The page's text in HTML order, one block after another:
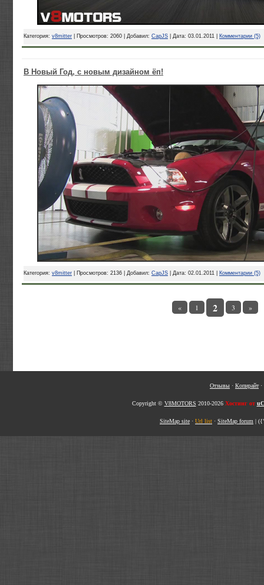
Категория: v8mitter | Просмотров: 2060 | Добавил: CapJS | Дата: 03.01.2011 Комментарии (5)
В Новый Год, с новым дизайном ёп!
Категория: v8mitter | Просмотров: 2136 | Добавил: CapJS | Дата: 02.01.2011 Комментарии (5)
« 1 2 3 »
Отзывы · Копирайт·
Copyright © V8MOTORS 2010-2026 Хостинг от
SiteMap site · Url list · SiteMap forum |